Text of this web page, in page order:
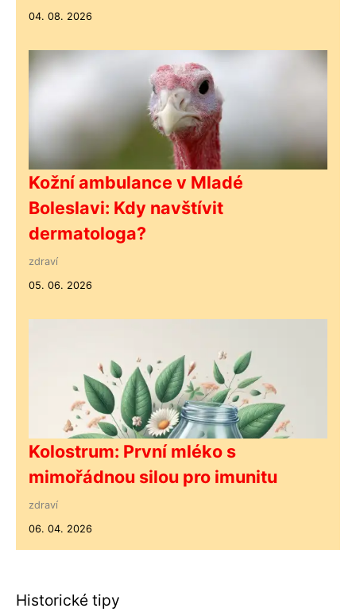
04. 08. 2026
Kožní ambulance v Mladé
Boleslavi: Kdy navštívit
dermatologa?
zdraví
05. 06. 2026
Kolostrum: První mléko s
mimořádnou silou pro imunitu
zdraví
06. 04. 2026
Historické tipy